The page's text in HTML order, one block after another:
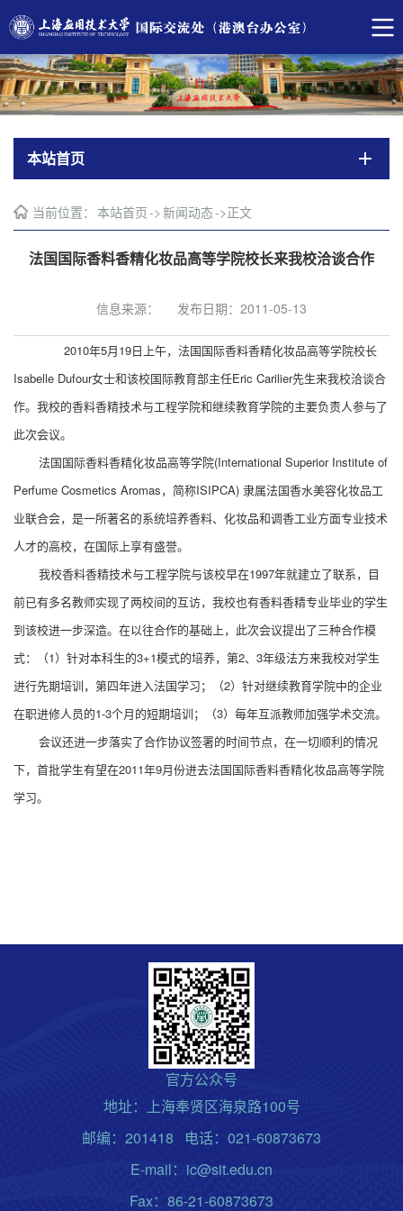
本站首页
当前位置： 本站首页->新闻动态->正文
法国国际香料香精化妆品高等学院校长来我校洽谈合作
信息来源： 发布日期：2011-05-13
2010年5月19日上午，法国国际香料香精化妆品高等学院校长
Isabelle Dufour女士和该校国际教育部主任Eric Carilier先生来我校洽谈合
作。我校的香料香精技术与工程学院和继续教育学院的主要负责人参与了
此次会议。
法国国际香料香精化妆品高等学院(International Superior Institute of
Perfume Cosmetics Aromas，简称ISIPCA) 隶属法国香水美容化妆品工
业联合会，是一所著名的系统培养香料、化妆品和调香工业方面专业技术
人才的高校，在国际上享有盛誉。
我校香料香精技术与工程学院与该校早在1997年就建立了联系，目
前已有多名教师实现了两校间的互访，我校也有香料香精专业毕业的学生
到该校进一步深造。在以往合作的基础上，此次会议提出了三种合作模
式：（1）针对本科生的3+1模式的培养，第2、3年级法方来我校对学生
进行先期培训，第四年进入法国学习；（2）针对继续教育学院中的企业
在职进修人员的1-3个月的短期培训；（3）每年互派教师加强学术交流。
会议还进一步落实了合作协议签署的时间节点，在一切顺利的情况
下，首批学生有望在2011年9月份进去法国国际香料香精化妆品高等学院
学习。
官方公众号
地址：上海奉贤区海泉路100号
邮编：201418 电话：021-60873673
E-mail：ic@sit.edu.cn
Fax：86-21-60873673